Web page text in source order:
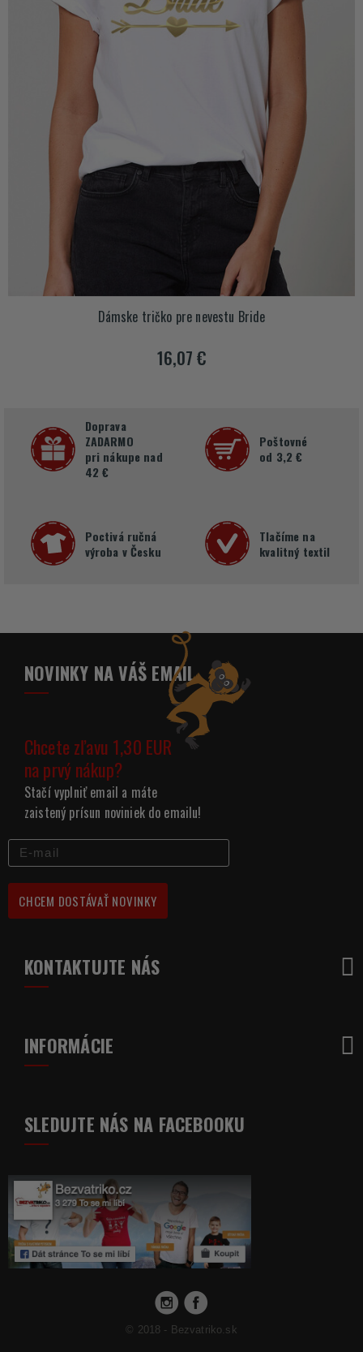
Dámske tričko pre nevestu Bride
16,07 €
Doprava
ZADARMO
pri nákupe nad
42 €
Poštovné
od 3,2 €
Poctivá ručná
výroba v Česku
Tlačíme na
kvalitný textil
NOVINKY NA VÁŠ EMAIL
Chcete zľavu 1,30 EUR
na prvý nákup?
Stačí vyplniť email a máte
zaistený prísun noviniek do emailu!
CHCEM DOSTÁVAŤ NOVINKY
KONTAKTUJTE NÁS
INFORMÁCIE
SLEDUJTE NÁS NA FACEBOOKU
© 2018 - Bezvatriko.sk